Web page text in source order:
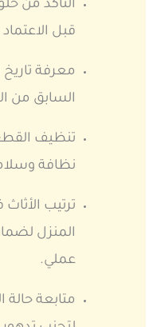
التأكد من
قبل
معرفة
السابق من
تنظيف
نظافة
ترتيب
المنزل
عملي.
متابعة